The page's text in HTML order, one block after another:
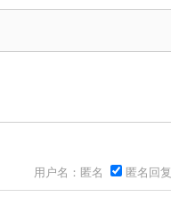
用户名：匿名 匿名回复